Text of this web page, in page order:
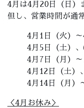
4月は4月20日（日）
但し、営業時間が通
4月1日（火）
4月5日（土）
4月7日（月）
4月12日（土）
4月14日（月）
＜4月お休み＞